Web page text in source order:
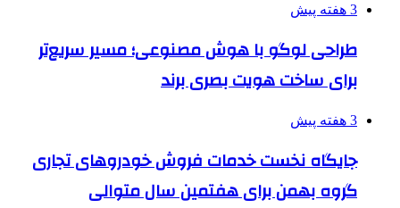
3 هفته پیش
طراحی لوگو با هوش مصنوعی؛ مسیر سریع‌تر
برای ساخت هویت بصری برند
3 هفته پیش
جایگاه نخست خدمات فروش خودروهای تجاری
گروه بهمن برای هفتمین سال متوالی